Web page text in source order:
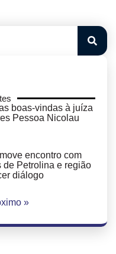
boas-vindas à juíza
Pessoa Nicolau
encontro com
de Petrolina e região
diálogo
»